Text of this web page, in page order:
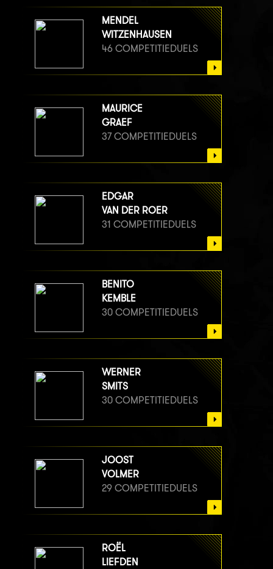
MENDEL
WITZENHAUSEN
46 COMPETITIEDUELS
MAURICE
GRAEF
37 COMPETITIEDUELS
EDGAR
VAN DER ROER
31 COMPETITIEDUELS
BENITO
KEMBLE
30 COMPETITIEDUELS
WERNER
SMITS
30 COMPETITIEDUELS
JOOST
VOLMER
29 COMPETITIEDUELS
ROËL
LIEFDEN